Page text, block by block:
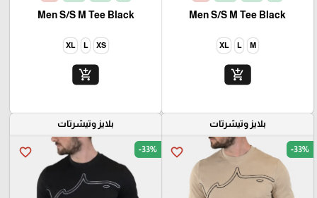
Men S/S M Tee Black
M
L
XL
add_shopping_cart
Men S/S M Tee Black
XS
L
XL
add_shopping_cart
بلايز وتيشرتات
favorite_border -33%
بلايز وتيشرتات
favorite_border -33%